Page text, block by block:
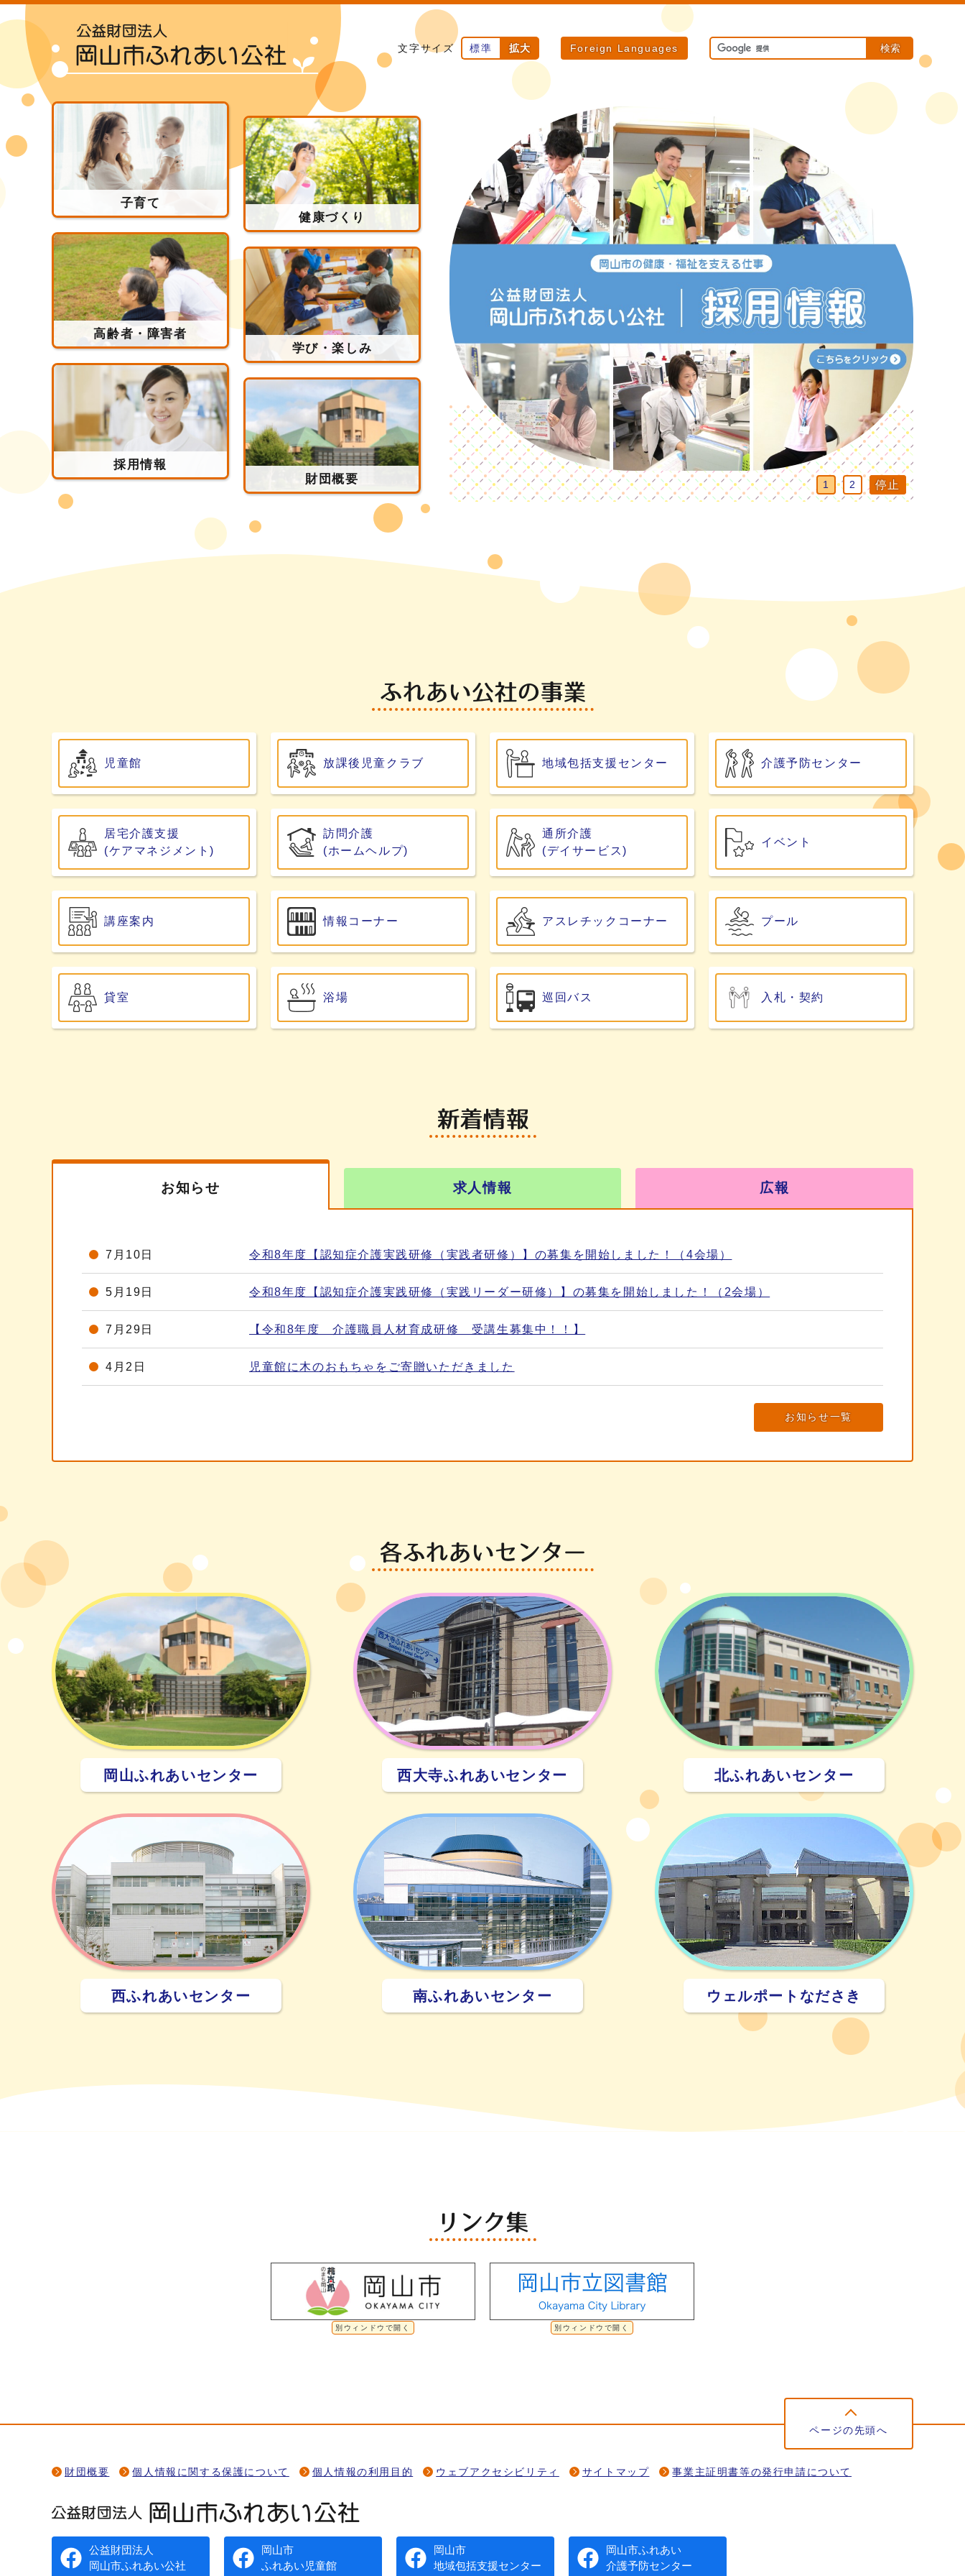
文字サイズ 標準 拡大 Foreign Languages 検索
子育て
健康づくり
高齢者・障害者
学び・楽しみ
採用情報
財団概要
1 2 再生
停止
児童館 放課後児童クラブ 地域包括支援センター 介護予防センター
居宅介護支援
(ケアマネジメント)
訪問介護
(ホームヘルプ)
通所介護
(デイサービス)
イベント
講座案内 情報コーナー アスレチックコーナー プール
貸室 浴場 巡回バス 入札・契約
お知らせ 求人情報 広報
7月10日 令和8年度【認知症介護実践研修（実践者研修）】の募集を開始しました！（4会場）
5月19日 令和8年度【認知症介護実践研修（実践リーダー研修）】の募集を開始しました！（2会場）
7月29日 【令和8年度 介護職員人材育成研修 受講生募集中！！】
4月2日 児童館に木のおもちゃをご寄贈いただきました
お知らせ一覧
岡山ふれあいセンター 西大寺ふれあいセンター 北ふれあいセンター
西ふれあいセンター 南ふれあいセンター ウェルポートなださき
別ウィンドウで開く 別ウィンドウで開く
ページの先頭へ
財団概要 個人情報に関する保護について 個人情報の利用目的 ウェブアクセシビリティ サイトマップ 事業主証明書等の発行申請について
公益財団法人
岡山市ふれあい公社
岡山市
ふれあい児童館
岡山市
地域包括支援センター
岡山市ふれあい
介護予防センター